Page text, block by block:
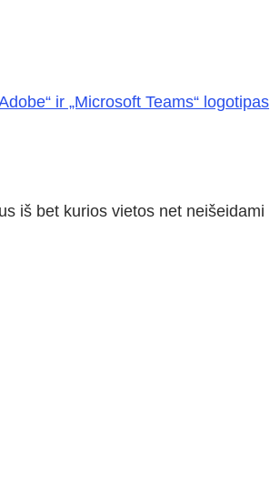
ir „Microsoft Teams“ logotipas
iš bet kurios vietos net neišeidami